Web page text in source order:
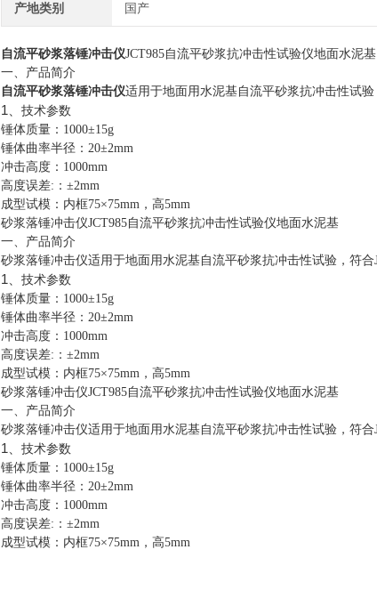
产地类别 国产
自流平砂浆落锤冲击仪JCT985自流平砂浆抗冲击性试验仪地面水泥基
一、产品简介
自流平砂浆落锤冲击仪适用于地面用水泥基自流平砂浆抗冲击性试
1、技术参数
锤体质量： 1000±15g
锤体曲率半径：20±2mm
冲击高度： 1000mm
高度误差: ：±2mm
成型试模：内框75×75mm ，高5mm
砂浆落锤冲击仪JCT985自流平砂浆抗冲击性试验仪地面水泥基
一、产品简介
砂浆落锤冲击仪适用于地面用水泥基自流平砂浆抗冲击性试验，符合
1、技术参数
锤体质量： 1000±15g
锤体曲率半径：20±2mm
冲击高度： 1000mm
高度误差: ：±2mm
成型试模：内框75×75mm ，高5mm
砂浆落锤冲击仪JCT985自流平砂浆抗冲击性试验仪地面水泥基
一、产品简介
砂浆落锤冲击仪适用于地面用水泥基自流平砂浆抗冲击性试验，符合
1、技术参数
锤体质量： 1000±15g
锤体曲率半径：20±2mm
冲击高度： 1000mm
高度误差: ：±2mm
成型试模：内框75×75mm ，高5mm